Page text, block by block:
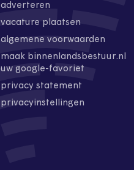
adverteren
vacature plaatsen
algemene voorwaarden
maak binnenlandsbestuur.nl
uw google-favoriet
privacy statement
privacyinstellingen